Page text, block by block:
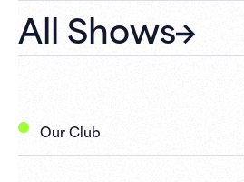
All Shows
Our Club